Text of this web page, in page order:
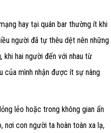
hay tại quán bar thường ít khi
người đã tự thêu dệt nên những
khi hai người đến với nhau từ
của mình nhận được ít sự nâng
lẻo hoặc trong không gian ẩn
con người ta hoàn toàn xa lạ,